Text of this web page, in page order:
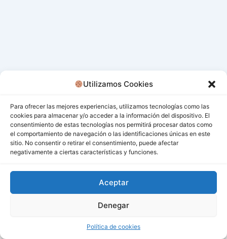
Utilizamos Cookies
Para ofrecer las mejores experiencias, utilizamos tecnologías como las
cookies para almacenar y/o acceder a la información del dispositivo. El
consentimiento de estas tecnologías nos permitirá procesar datos como
el comportamiento de navegación o las identificaciones únicas en este
sitio. No consentir o retirar el consentimiento, puede afectar
negativamente a ciertas características y funciones.
Aceptar
Denegar
Política de cookies
Todos los derechos © 2026 San Miguel De Los Bancos |